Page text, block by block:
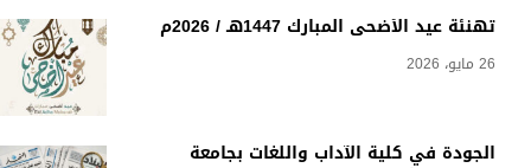
تهنئة عيد الأضحى المبارك 1447هـ / 2026م
26 مايو، 2026
الجودة في كلية الآداب واللغات بجامعة